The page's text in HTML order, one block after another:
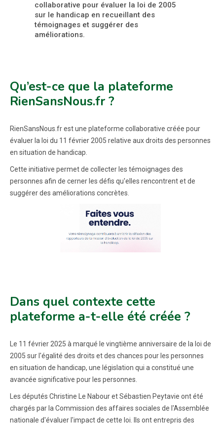
collaborative pour évaluer la loi de 2005
sur le handicap en recueillant des
témoignages et suggérer des
améliorations.
Qu’est-ce que la plateforme
RienSansNous.fr ?
RienSansNous.fr est une plateforme collaborative créée pour
évaluer la loi du 11 février 2005 relative aux droits des personnes
en situation de handicap.
Cette initiative permet de collecter les témoignages des
personnes afin de cerner les défis qu'elles rencontrent et de
suggérer des améliorations concrètes.
Dans quel contexte cette
plateforme a-t-elle été créée ?
Le 11 février 2025 à marqué le vingtième anniversaire de la loi de
2005 sur l'égalité des droits et des chances pour les personnes
en situation de handicap, une législation qui a constitué une
avancée significative pour les personnes.
Les députés Christine Le Nabour et Sébastien Peytavie ont été
chargés par la Commission des affaires sociales de l'Assemblée
nationale d'évaluer l'impact de cette loi. Ils ont entrepris des